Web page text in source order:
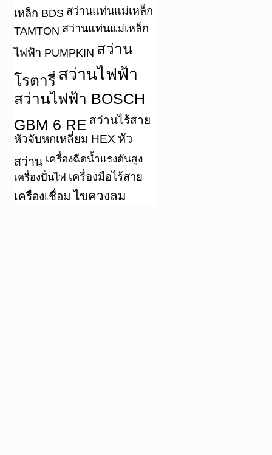
เหล็ก BDS สว่านแท่นแม่เหล็ก
TAMTON สว่านแท่นแม่เหล็ก
ไฟฟ้า PUMPKIN สว่าน
โรตารี่ สว่านไฟฟ้า
สว่านไฟฟ้า BOSCH
GBM 6 RE สว่านไร้สาย
หัวจับหกเหลี่ยม HEX หัว
สว่าน เครื่องฉีดน้ำแรงดันสูง
เครื่องปั่นไฟ เครื่องมือไร้สาย
เครื่องเชื่อม ไขควงลม